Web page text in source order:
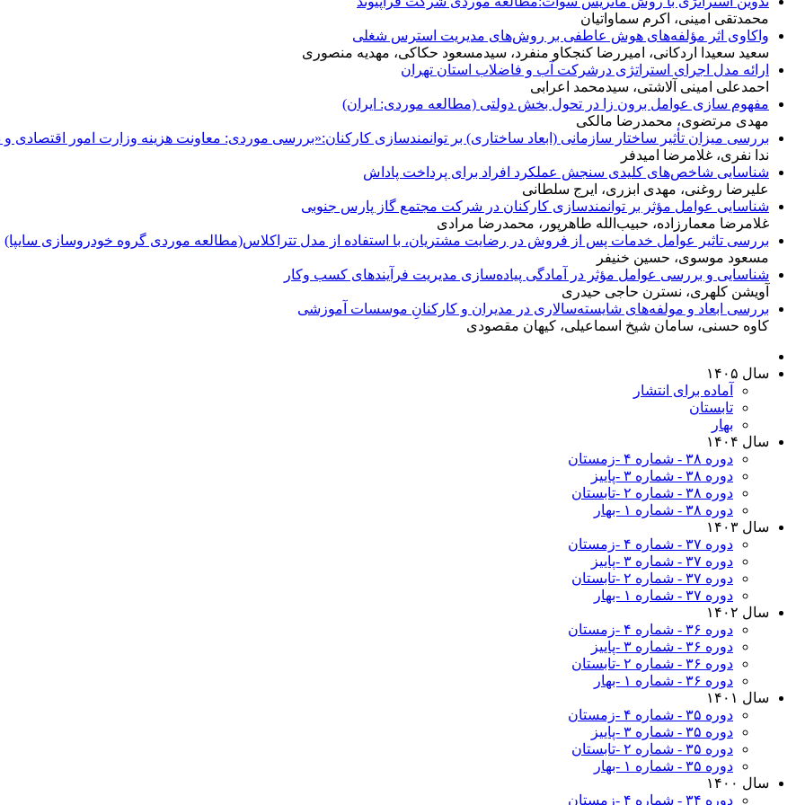
محمدتقی امینی، اکرم سماواتیان
واکاوی اثر مؤلفه‌های هوش عاطفی بر روش‌های مدیریت استرس شغلی
سعید سعیدا اردکانی، امیررضا کنجکاو منفرد، سیدمسعود حکاکی، مهدیه منصوری
ارائه مدل اجرای استراتژی درشرکت آب و فاضلاب استان تهران
احمدعلی امینی آلاشتی، سیدمحمد اعرابی
مفهوم سازی عوامل برون زا در تحول بخش دولتی (مطالعه موردی: ایران)
مهدی مرتضوی، محمدرضا مالکی
بررسی میزان تأثیر ساختار سازمانی (ابعاد ساختاری) بر توانمندسازی کارکنان:«بررسی موردی: معاونت هزینه وزارت امور اقتصادی و
ندا نفری، غلامرضا امیدفر
شناسایی شاخص‌های کلیدی سنجش عملکرد افراد برای پرداخت پاداش
علیرضا روغنی، مهدی ابزری، ایرج سلطانی
شناسایی عوامل مؤثر بر توانمندسازی کارکنان در شرکت مجتمع گاز پارس جنوبی
غلامرضا معمارزاده، حبیب‌الله طاهرپور، محمدرضا مرادی
بررسی تاثیر عوامل خدمات پس از فروش در رضایت مشتریان، با استفاده از مدل تترا‌کلاس(مطالعه موردی گروه خودرو‌سازی سایپا)
مسعود موسوی، حسین خنیفر
شناسایی و بررسی عوامل مؤثر در آمادگی پیاده‌سازی مدیریت فرآیندهای کسب ‌وکار
آویشن کلهری، نسترن حاجی حیدری
بررسی ابعاد و مولفه‌های شایسته‌سالاری در مدیران و کارکنانِ موسسات آموزشی
کاوه حسنی، سامان شیخ اسماعیلی، کیهان مقصودی
سال ۱۴۰۵
آماده برای انتشار
تابستان
بهار
سال ۱۴۰۴
دوره ۳۸ - شماره ۴ -زمستان
دوره ۳۸ - شماره ۳ -پاییز
دوره ۳۸ - شماره ۲ -تابستان
دوره ۳۸ - شماره ۱ -بهار
سال ۱۴۰۳
دوره ۳۷ - شماره ۴ -زمستان
دوره ۳۷ - شماره ۳ -پاییز
دوره ۳۷ - شماره ۲ -تابستان
دوره ۳۷ - شماره ۱ -بهار
سال ۱۴۰۲
دوره ۳۶ - شماره ۴ -زمستان
دوره ۳۶ - شماره ۳ -پاییز
دوره ۳۶ - شماره ۲ -تابستان
دوره ۳۶ - شماره ۱ -بهار
سال ۱۴۰۱
دوره ۳۵ - شماره ۴ -زمستان
دوره ۳۵ - شماره ۳ -پاییز
دوره ۳۵ - شماره ۲ -تابستان
دوره ۳۵ - شماره ۱ -بهار
سال ۱۴۰۰
دوره ۳۴ - شماره ۴ -زمستان